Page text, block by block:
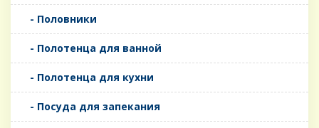
- Половники
- Полотенца для ванной
- Полотенца для кухни
- Посуда для запекания